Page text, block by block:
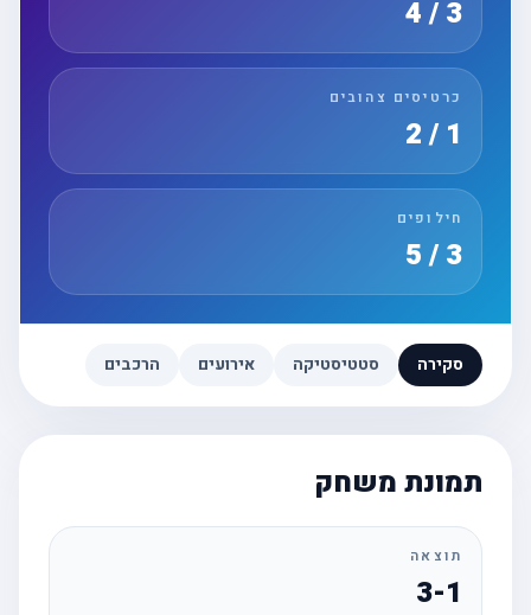
3 / 4
כרטיסים צהובים
חילופים
3 / 5
סקירה סטטיסטיקה אירועים הרכבים
תמונת משחק
תוצאה
3-1